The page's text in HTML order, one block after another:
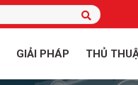
GIẢI PHÁP THỦ